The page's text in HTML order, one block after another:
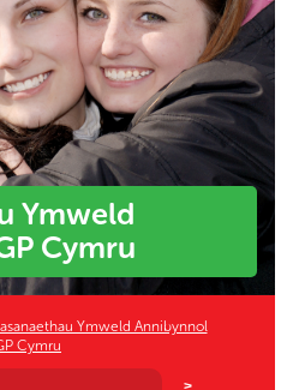
Ymweld
Cymru
Ymweld Annibynnol
Cymru